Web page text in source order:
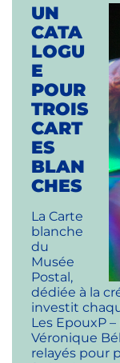
UN
CATA
LOGU
E
POUR
TROIS
CART
ES
BLAN
CHES
La Carte
blanche
du
Musée
Postal,
dédiée à la
investit
Les EpouxP
Véronique
relayés pour